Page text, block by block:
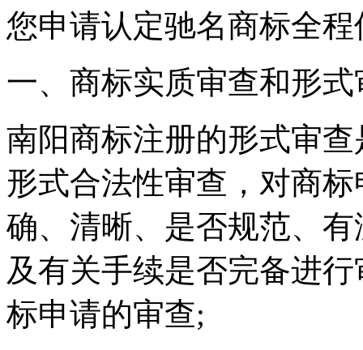
您申请认定驰名商标全
一、商标实质审查和形
南阳商标注册的形式审
形式合法性审查，对商
确、清晰、是否规范、
及有关手续是否完备进
标申请的审查;